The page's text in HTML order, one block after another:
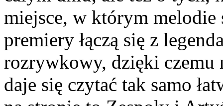
miejsce, w którym melodie
premiery łączą się z
rozrywkowy, dzięki czemu
daje się czytać tak samo